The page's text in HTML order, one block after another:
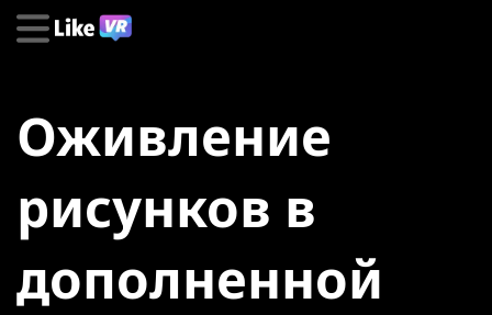
Оживление
рисунков в
дополненной